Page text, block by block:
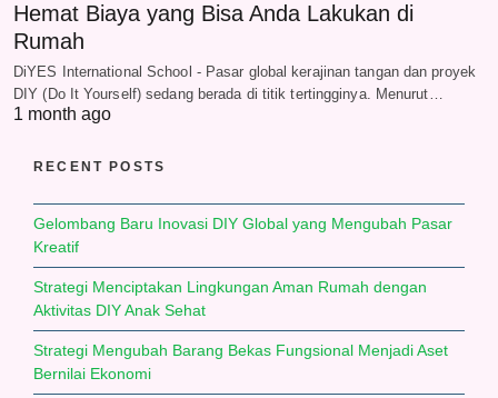
Hemat Biaya yang Bisa Anda Lakukan di
Rumah
DiYES International School - Pasar global kerajinan tangan dan proyek
DIY (Do It Yourself) sedang berada di titik tertingginya. Menurut…
1 month ago
RECENT POSTS
Gelombang Baru Inovasi DIY Global yang Mengubah Pasar
Kreatif
Strategi Menciptakan Lingkungan Aman Rumah dengan
Aktivitas DIY Anak Sehat
Strategi Mengubah Barang Bekas Fungsional Menjadi Aset
Bernilai Ekonomi